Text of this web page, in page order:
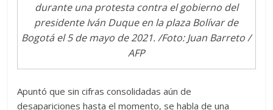
durante una protesta contra el gobierno del
presidente Iván Duque en la plaza Bolívar de
Bogotá el 5 de mayo de 2021. /Foto: Juan Barreto /
AFP
Apuntó que sin cifras consolidadas aún de
desapariciones hasta el momento, se habla de una